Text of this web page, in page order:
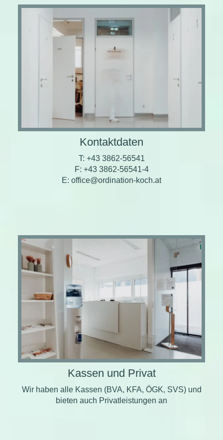
Kontaktdaten
T: +43 3862-56541
F: +43 3862-56541-4
E: office@ordination-koch.at
Kassen und Privat
Wir haben alle Kassen (BVA, KFA, ÖGK, SVS) und
bieten auch Privatleistungen an